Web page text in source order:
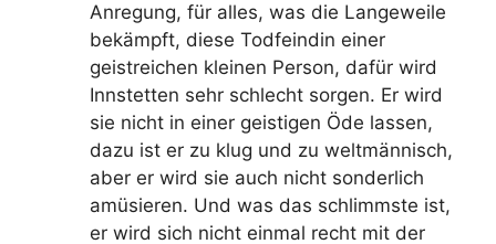
Anregung, für alles, was die Langeweile
bekämpft, diese Todfeindin einer
geistreichen kleinen Person, dafür wird
Innstetten sehr schlecht sorgen. Er wird
sie nicht in einer geistigen Öde lassen,
dazu ist er zu klug und zu weltmännisch,
aber er wird sie auch nicht sonderlich
amüsieren. Und was das schlimmste ist,
er wird sich nicht einmal recht mit der